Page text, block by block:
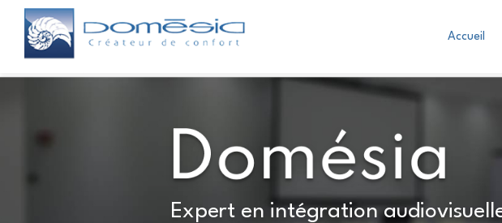
Aller
contenu
principal
Accueil
Expert en intégration